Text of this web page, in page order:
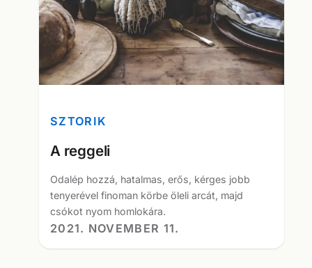
SZTORIK
A reggeli
Odalép hozzá, hatalmas, erős, kérges jobb
tenyerével finoman körbe öleli arcát, majd
csókot nyom homlokára.
2021. NOVEMBER 11.